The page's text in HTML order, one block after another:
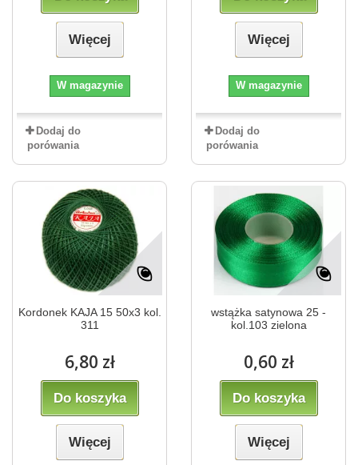
Więcej
W magazynie
Dodaj do
porówania
Więcej
W magazynie
Dodaj do
porówania
Kordonek KAJA 15 50x3 kol.
311
6,80 zł
Do koszyka
Więcej
wstążka satynowa 25 -
kol.103 zielona
0,60 zł
Do koszyka
Więcej